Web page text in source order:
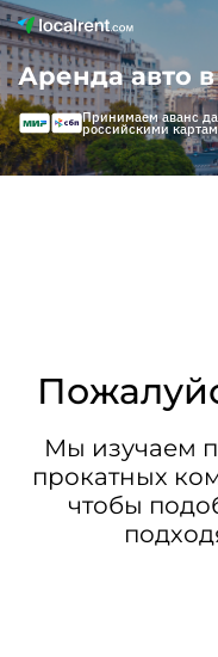
Аренда авто
Принимаем аванс
российскими
Мы изучаем
прокатных
чтобы